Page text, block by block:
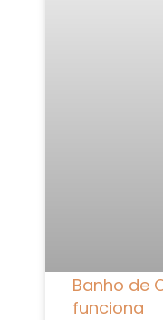
Banho de
funciona